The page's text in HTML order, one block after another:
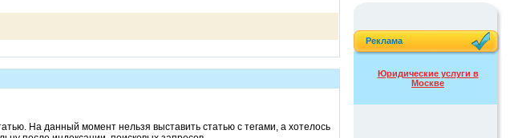
На данный момент нельзя выставить статью с тегами, а хотелось
Реклама
Юридические услуги в
Москве